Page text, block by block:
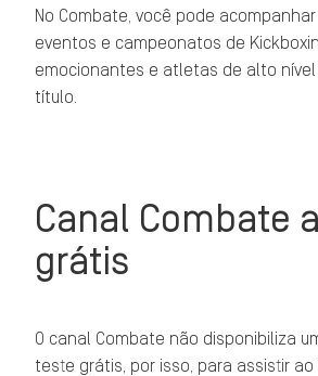
No Combate, você pode
eventos e campeonatos de
emocionantes e atletas de alto
título.
Canal Combate
grátis
O canal Combate não disponibiliza
teste grátis, por isso, para assistir ao